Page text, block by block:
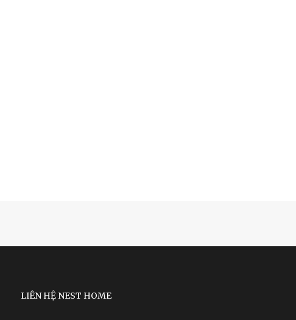
LIÊN HỆ NEST HOME